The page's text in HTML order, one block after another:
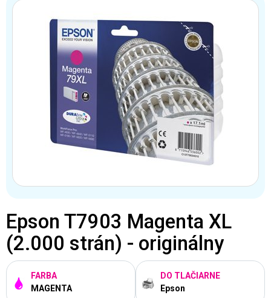
Epson T7903 Magenta XL
(2.000 strán) - originálny
FARBA
MAGENTA
DO TLAČIARNE
Epson